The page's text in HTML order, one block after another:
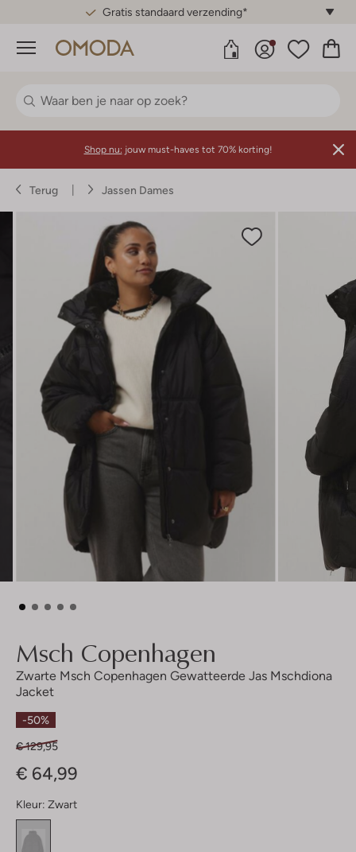
Gratis standaard verzending*
Menu
Shop nu: jouw must-haves tot 70% korting!
Terug Jassen Dames
Msch Copenhagen
Zwarte Msch Copenhagen Gewatteerde Jas Mschdiona
Jacket
-50%
€ 129,95
€ 64,99
Kleur: Zwart